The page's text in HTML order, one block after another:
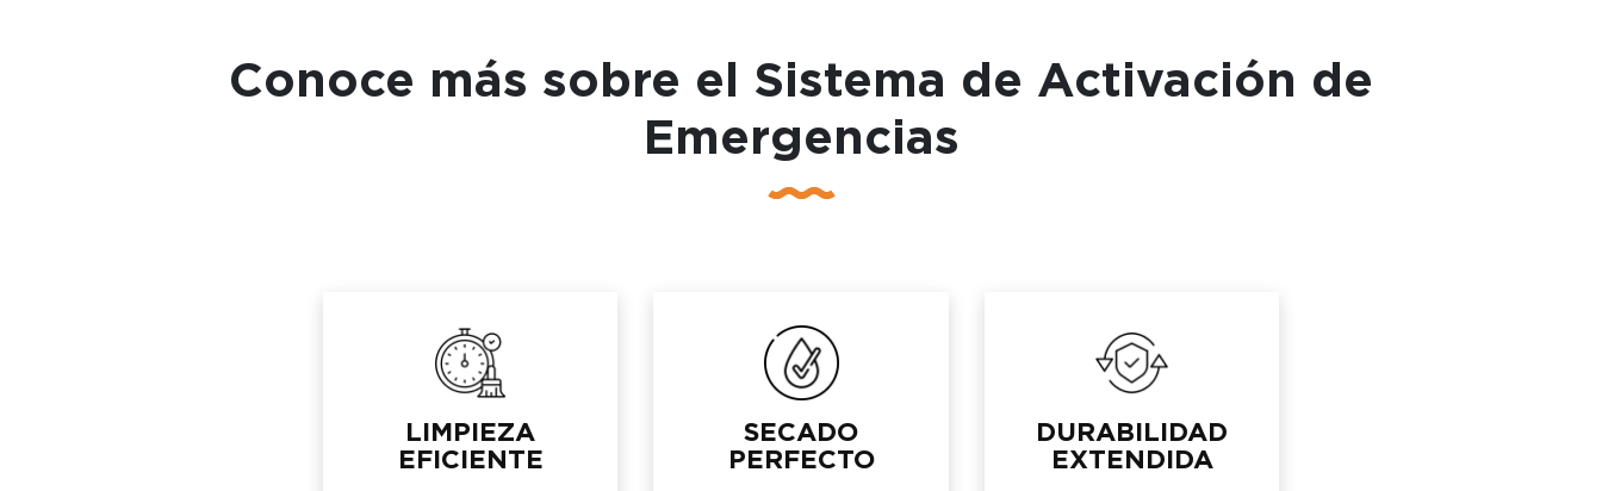
Conoce más sobre el Sistema de Activación de
Emergencias
LIMPIEZA
EFICIENTE
SECADO
PERFECTO
DURABILIDAD
EXTENDIDA